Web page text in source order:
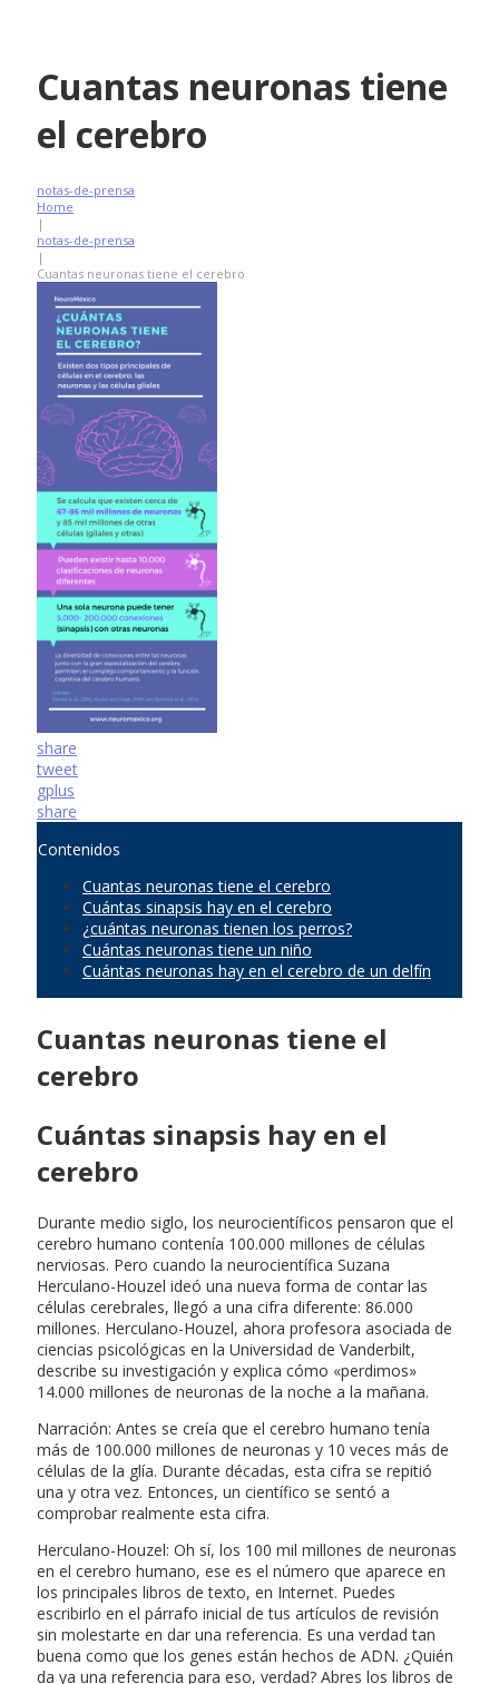
Cuantas neuronas tiene
el cerebro
notas-de-prensa
Home
|
notas-de-prensa
|
Cuantas neuronas tiene el cerebro
share
tweet
gplus
share
Contenidos
Cuantas neuronas tiene el cerebro
Cuántas sinapsis hay en el cerebro
¿cuántas neuronas tienen los perros?
Cuántas neuronas tiene un niño
Cuántas neuronas hay en el cerebro de un delfín
Cuantas neuronas tiene el
cerebro
Cuántas sinapsis hay en el
cerebro
Durante medio siglo, los neurocientíficos pensaron que el
cerebro humano contenía 100.000 millones de células
nerviosas. Pero cuando la neurocientífica Suzana
Herculano-Houzel ideó una nueva forma de contar las
células cerebrales, llegó a una cifra diferente: 86.000
millones. Herculano-Houzel, ahora profesora asociada de
ciencias psicológicas en la Universidad de Vanderbilt,
describe su investigación y explica cómo «perdimos»
14.000 millones de neuronas de la noche a la mañana.
Narración: Antes se creía que el cerebro humano tenía
más de 100.000 millones de neuronas y 10 veces más de
células de la glía. Durante décadas, esta cifra se repitió
una y otra vez. Entonces, un científico se sentó a
comprobar realmente esta cifra.
Herculano-Houzel: Oh sí, los 100 mil millones de neuronas
en el cerebro humano, ese es el número que aparece en
los principales libros de texto, en Internet. Puedes
escribirlo en el párrafo inicial de tus artículos de revisión
sin molestarte en dar una referencia. Es una verdad tan
buena como que los genes están hechos de ADN. ¿Quién
da ya una referencia para eso, verdad? Abres los libros de